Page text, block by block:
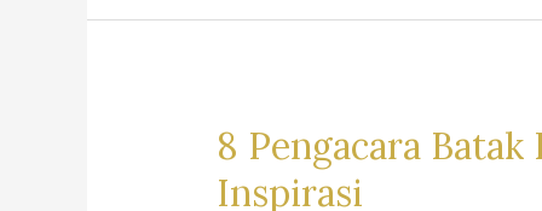
APA
???
8 Pengacara
Inspirasi